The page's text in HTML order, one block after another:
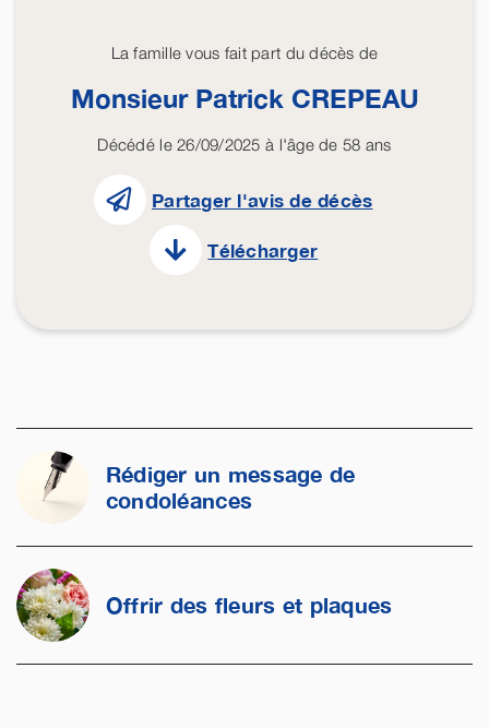
La famille vous fait part du décès de
Monsieur Patrick CREPEAU
Décédé le 26/09/2025 à l'âge de 58 ans
Partager l'avis de décès
Télécharger
Rédiger un message de
condoléances
Offrir des fleurs et plaques